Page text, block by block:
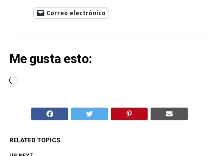
Correo electrónico
Me gusta esto:
Cargando...
RELATED TOPICS: